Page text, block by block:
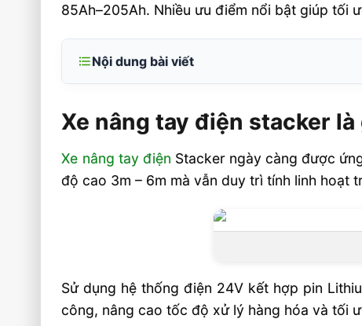
85Ah–205Ah. Nhiều ưu điểm nổi bật giúp tối
Nội dung bài viết
nào?
Ưu điểm nổi bật của xe nâng tay điện
Giá Xe Nâng Tay Điện Stacker đứng lái
Câu hỏi thường gặp về Xe nâng tay điện
vận hành kho FAQ
Xe nâng tay điện stacker
Xe nâng tay điện Stacker ngày càng được
độ cao 3m – 6m mà vẫn duy trì tính linh hoạt
Sử dụng hệ thống điện 24V kết hợp pin
công, nâng cao tốc độ xử lý hàng hóa và tối